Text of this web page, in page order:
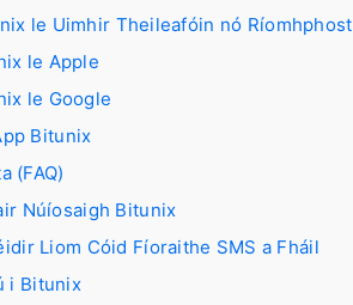
le Uimhir Theileafóin nó Ríomhphost
le Apple
le Google
Bitunix
(FAQ)
Núíosaigh Bitunix
Liom Cóid Fíoraithe SMS a Fháil
i Bitunix